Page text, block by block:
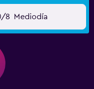
8 Mediodía